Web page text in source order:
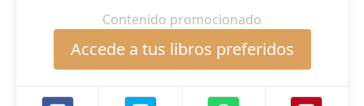
Contenido promocionado
Accede a tus libros preferidos